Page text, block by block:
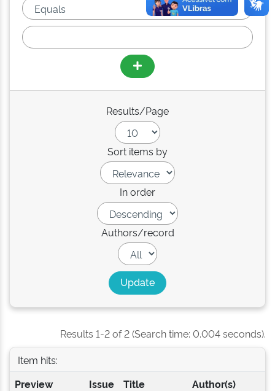
Results/Page
Sort items by
In order
Authors/record
Results 1-2 of 2 (Search time: 0.004 seconds).
Item hits:
Preview
Issue
Title Author(s)